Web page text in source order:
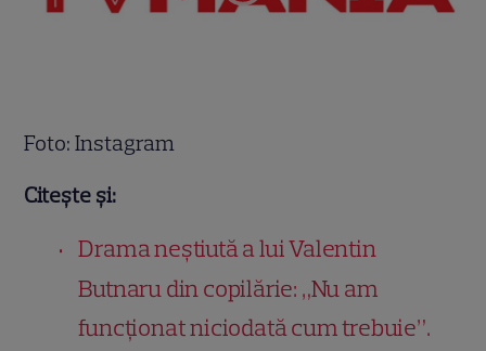
Foto: Instagram
Citește și:
Drama neștiută a lui Valentin
Butnaru din copilărie: „Nu am
funcționat niciodată cum trebuie”.